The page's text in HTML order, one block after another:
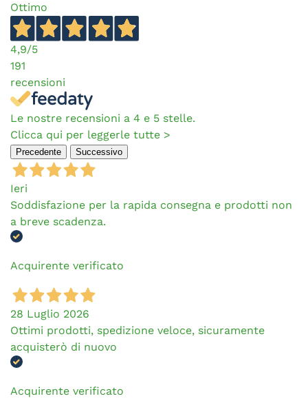
Ottimo
4,9/5
191
recensioni
Le nostre recensioni a 4 e 5 stelle.
Clicca qui per leggerle tutte >
Precedente Successivo
Ieri
Soddisfazione per la rapida consegna e prodotti non
a breve scadenza.
Acquirente verificato
28 Luglio 2026
Ottimi prodotti, spedizione veloce, sicuramente
acquisterò di nuovo
Acquirente verificato